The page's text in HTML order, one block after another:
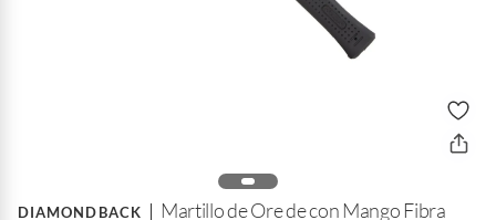
DIAMONDBACK
Martillo de Ore de con Mango Fibra